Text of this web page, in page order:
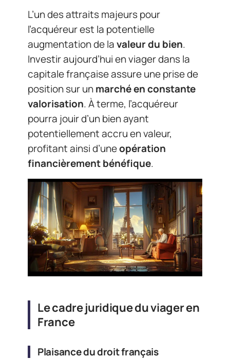
L’un des attraits majeurs pour
l’acquéreur est la potentielle
augmentation de lavaleur du bien.
Investir aujourd’hui en viager dans la
capitale française assure une prise de
position sur unmarché en constante
valorisation. À terme, l’acquéreur
pourra jouir d’un bien ayant
potentiellement accru en valeur,
profitant ainsi d’uneopération
financièrement bénéfique.
Le cadre juridique du viager en
France
Plaisance du droit français